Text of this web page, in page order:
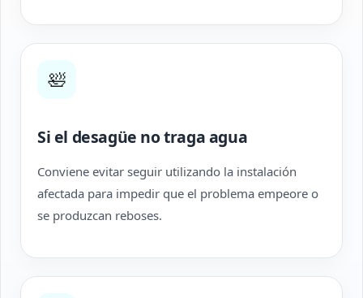
🛀
Si el desagüe no traga agua
Conviene evitar seguir utilizando la instalación
afectada para impedir que el problema empeore o
se produzcan reboses.